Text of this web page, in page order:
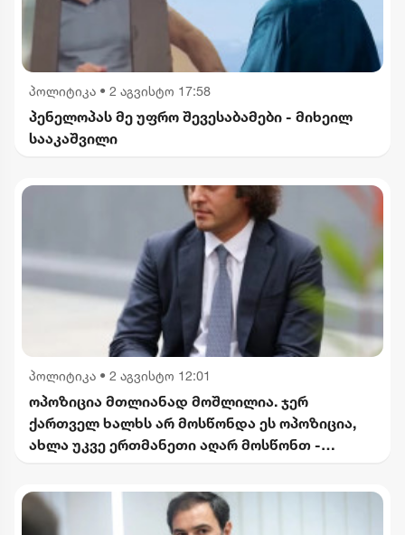
პოლიტიკა • 2 აგვისტო 17:58
პენელოპას მე უფრო შევესაბამები - მიხეილ
სააკაშვილი
პოლიტიკა • 2 აგვისტო 12:01
ოპოზიცია მთლიანად მოშლილია. ჯერ
ქართველ ხალხს არ მოსწონდა ეს ოპოზიცია,
ახლა უკვე ერთმანეთი აღარ მოსწონთ -